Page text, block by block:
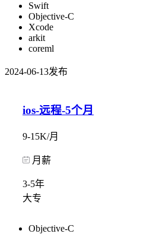
Swift
Objective-C
Xcode
arkit
coreml
2024-06-13发布
ios-远程-5个月
9-15K/月
月薪
3-5年
大专
Objective-C